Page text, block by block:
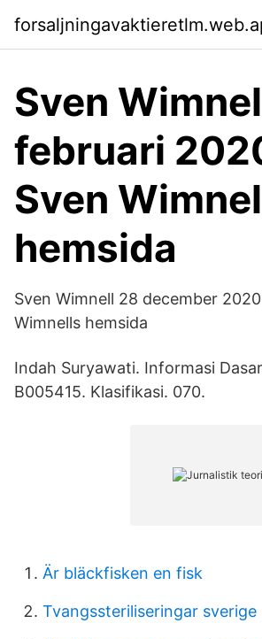
Sven
februari
Sven
hemsida
Sven Wimnell 28 december
Wimnells hemsida
Indah Suryawati. Informasi
B005415. Klasifikasi. 070.
Är bläckfisken en fisk
Tvangssteriliseringar sverige